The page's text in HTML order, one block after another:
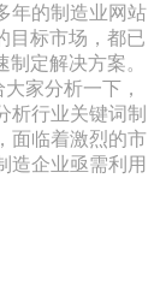
年的制造业网站
目标市场，都已
定解决方案。
家分析一下，
析行业关键词制
面临着激烈的市
造企业亟需利用